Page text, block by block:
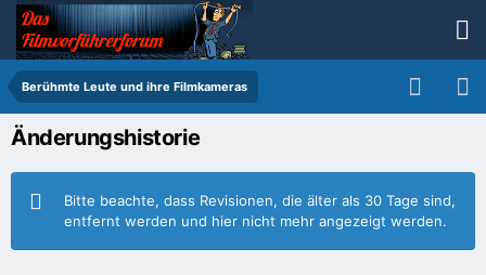
Berühmte Leute und ihre Filmkameras
Änderungshistorie
Bitte beachte, dass Revisionen, die älter als 30 Tage sind,
entfernt werden und hier nicht mehr angezeigt werden.